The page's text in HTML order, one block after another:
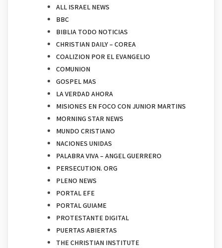
ALL ISRAEL NEWS
BBC
BIBLIA TODO NOTICIAS
CHRISTIAN DAILY – COREA
COALIZION POR EL EVANGELIO
COMUNION
GOSPEL MAS
LA VERDAD AHORA
MISIONES EN FOCO CON JUNIOR MARTINS
MORNING STAR NEWS
MUNDO CRISTIANO
NACIONES UNIDAS
PALABRA VIVA – ANGEL GUERRERO
PERSECUTION. ORG
PLENO NEWS
PORTAL EFE
PORTAL GUIAME
PROTESTANTE DIGITAL
PUERTAS ABIERTAS
THE CHRISTIAN INSTITUTE